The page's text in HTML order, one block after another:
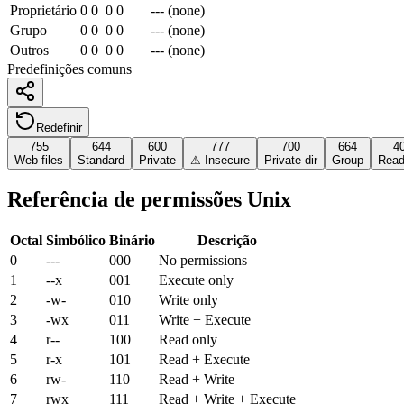
Proprietário 0 0 0 0
--- (none)
Grupo
0 0 0 0
--- (none)
Outros
0 0 0 0
--- (none)
Predefinições comuns
Redefinir
755
Web files
644
Standard
600
Private
777
⚠ Insecure
700
Private dir
664
Group
Referência de permissões Unix
Octal Simbólico Binário
Descrição
0
--- 000
No permissions
1
--x 001
Execute only
2
-w- 010
Write only
3
-wx 011
Write + Execute
4
r-- 100
Read only
5
r-x 101
Read + Execute
6
rw- 110
Read + Write
7
rwx 111 Read + Write + Execute